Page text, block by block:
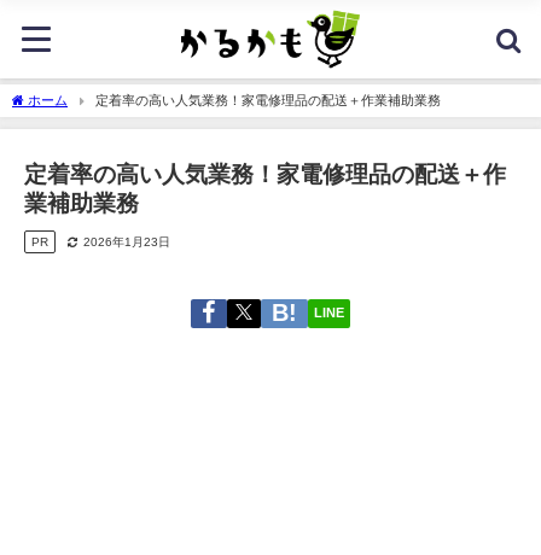
ホーム 定着率の高い人気業務！家電修理品の配送＋作業補助業務
定着率の高い人気業務！家電修理品の配送＋作
業補助業務
PR 2026年1月23日
LINE